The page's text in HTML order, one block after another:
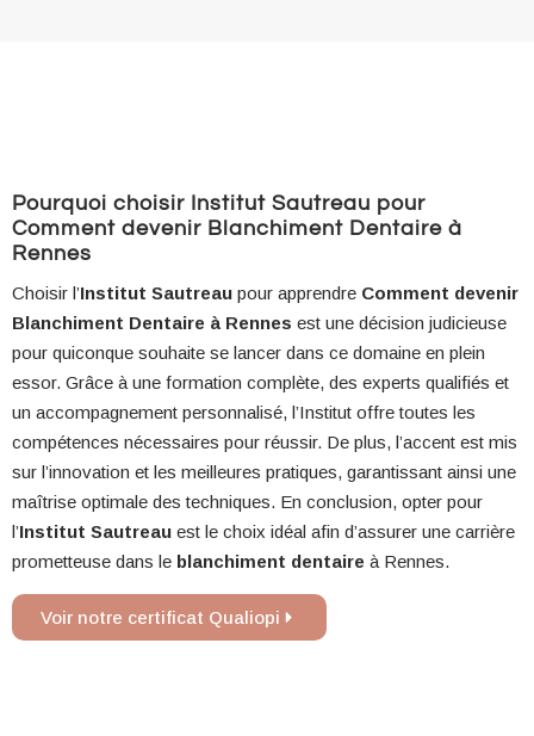
Pourquoi choisir Institut Sautreau pour
Comment devenir Blanchiment Dentaire à
Rennes
Choisir l’Institut Sautreau pour apprendre Comment devenir
Blanchiment Dentaire à Rennes est une décision judicieuse
pour quiconque souhaite se lancer dans ce domaine en plein
essor. Grâce à une formation complète, des experts qualifiés et
un accompagnement personnalisé, l’Institut offre toutes les
compétences nécessaires pour réussir. De plus, l’accent est mis
sur l’innovation et les meilleures pratiques, garantissant ainsi une
maîtrise optimale des techniques. En conclusion, opter pour
l’Institut Sautreau est le choix idéal afin d’assurer une carrière
prometteuse dans le blanchiment dentaire à Rennes.
Voir notre certificat Qualiopi